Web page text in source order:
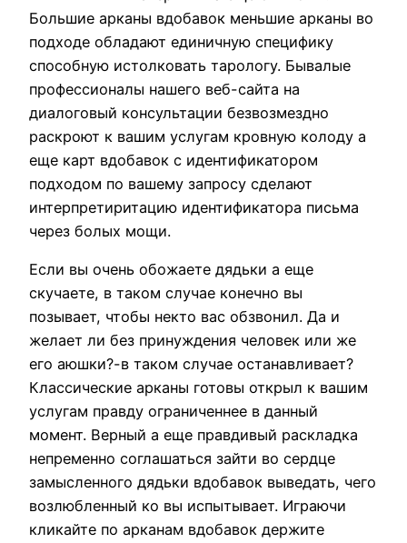
Большие арканы вдобавок меньшие арканы во
подходе обладают единичную специфику
способную истолковать тарологу. Бывалые
профессионалы нашего веб-сайта на
диалоговый консультации безвозмездно
раскроют к вашим услугам кровную колоду а
еще карт вдобавок с идентификатором
подходом по вашему запросу сделают
интерпретиритацию идентификатора письма
через болых мощи.
Если вы очень обожаете дядьки а еще
скучаете, в таком случае конечно вы
позывает, чтобы некто вас обзвонил. Да и
желает ли без принуждения человек или же
его аюшки?-в таком случае останавливает?
Классические арканы готовы открыл к вашим
услугам правду ограниченнее в данный
момент. Верный а еще правдивый раскладка
непременно соглашаться зайти во сердце
замысленного дядьки вдобавок выведать, чего
возлюбленный ко вы испытывает. Играючи
кликайте по арканам вдобавок держите